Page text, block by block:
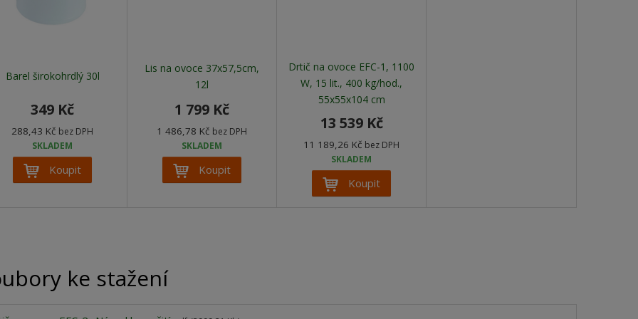
Barel širokohrdlý 30l
349 Kč
288,43 Kč bez DPH
SKLADEM
Koupit
Lis na ovoce 37x57,5cm,
12l
1 799 Kč
1 486,78 Kč bez DPH
SKLADEM
Koupit
Drtič na ovoce EFC-1, 1100
W, 15 lit., 400 kg/hod.,
55x55x104 cm
13 539 Kč
11 189,26 Kč bez DPH
SKLADEM
Koupit
ke stažení